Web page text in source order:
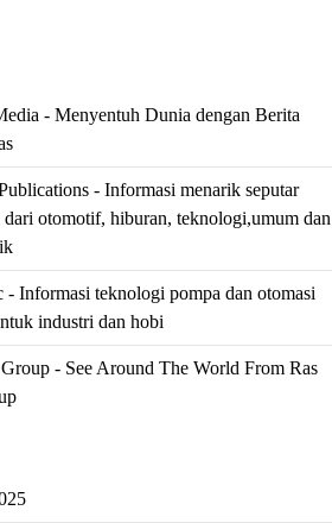
- Menyentuh Dunia dengan Berita
- Informasi menarik seputar
dari otomotif, hiburan, teknologi,umum dan
- Informasi teknologi pompa dan otomasi
industri dan hobi
- See Around The World From Ras